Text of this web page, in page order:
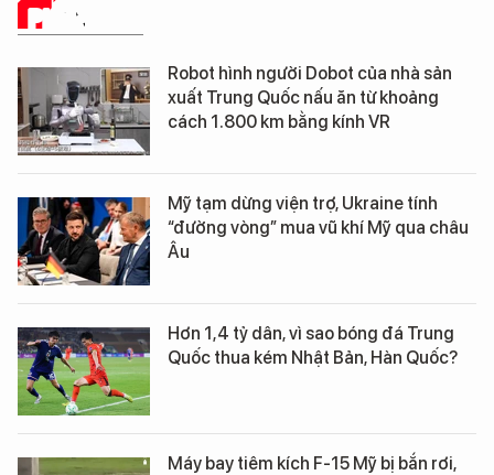
PHÂN TÍCH
Robot hình người Dobot của nhà sản
xuất Trung Quốc nấu ăn từ khoảng
cách 1.800 km bằng kính VR
Mỹ tạm dừng viện trợ, Ukraine tính
“đường vòng” mua vũ khí Mỹ qua châu
Âu
Hơn 1,4 tỷ dân, vì sao bóng đá Trung
Quốc thua kém Nhật Bản, Hàn Quốc?
Máy bay tiêm kích F-15 Mỹ bị bắn rơi,